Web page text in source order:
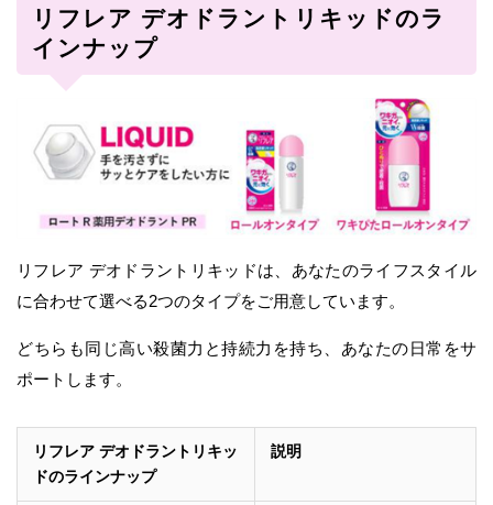
リフレア デオドラントリキッドのラ
インナップ
リフレア デオドラントリキッドは、あなたのライフスタイル
に合わせて選べる2つのタイプをご用意しています。
どちらも同じ高い殺菌力と持続力を持ち、あなたの日常をサ
ポートします。
リフレア デオドラントリキッ
ドのラインナップ
説明